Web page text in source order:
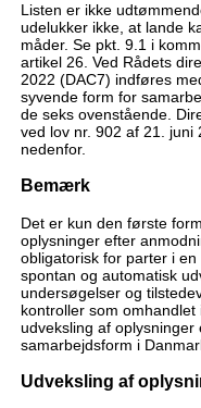
Listen er ikke
udelukker ikke, at lande
måder. Se pkt. 9.1 i
artikel 26. Ved Rådets
2022 (DAC7) indføres
syvende form for
de seks ovenstående.
ved lov nr. 902 af 21.
nedenfor.
Bemærk
Det er kun den første
oplysninger efter
obligatorisk for parter i
spontan og automatisk
undersøgelser og
kontroller som
udveksling af
samarbejdsform i
Udveksling af